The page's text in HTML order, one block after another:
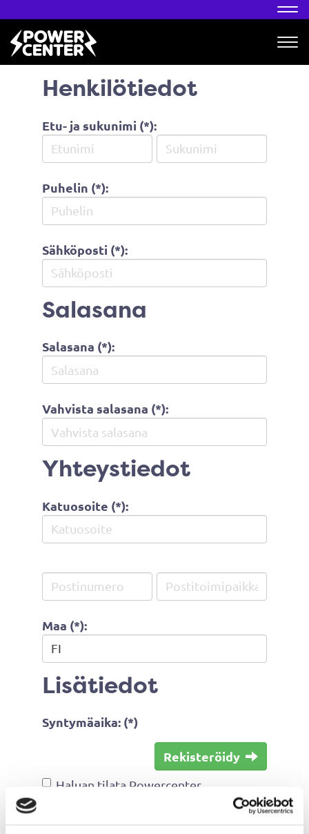
Henkilötiedot
Etu- ja sukunimi (*):
Puhelin (*):
Sähköposti (*):
Salasana
Salasana (*):
Vahvista salasana (*):
Yhteystiedot
Katuosoite (*):
Maa (*):
Lisätiedot
Syntymäaika: (*)
Rekisteröidy
Haluan tilata Powercenter